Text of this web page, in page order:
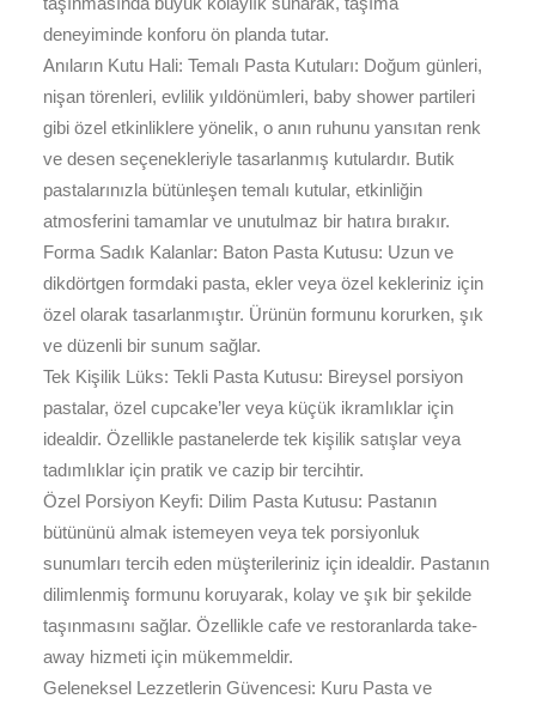
deneyiminde konforu ön planda tutar.
Anıların Kutu Hali: Temalı Pasta Kutuları: Doğum günleri,
nişan törenleri, evlilik yıldönümleri, baby shower partileri
gibi özel etkinliklere yönelik, o anın ruhunu yansıtan renk
ve desen seçenekleriyle tasarlanmış kutulardır. Butik
pastalarınızla bütünleşen temalı kutular, etkinliğin
atmosferini tamamlar ve unutulmaz bir hatıra bırakır.
Forma Sadık Kalanlar: Baton Pasta Kutusu: Uzun ve
dikdörtgen formdaki pasta, ekler veya özel kekleriniz için
özel olarak tasarlanmıştır. Ürünün formunu korurken, şık
ve düzenli bir sunum sağlar.
Tek Kişilik Lüks: Tekli Pasta Kutusu: Bireysel porsiyon
pastalar, özel cupcake’ler veya küçük ikramlıklar için
idealdir. Özellikle pastanelerde tek kişilik satışlar veya
tadımlıklar için pratik ve cazip bir tercihtir.
Özel Porsiyon Keyfi: Dilim Pasta Kutusu: Pastanın
bütününü almak istemeyen veya tek porsiyonluk
sunumları tercih eden müşterileriniz için idealdir. Pastanın
dilimlenmiş formunu koruyarak, kolay ve şık bir şekilde
taşınmasını sağlar. Özellikle cafe ve restoranlarda take-
away hizmeti için mükemmeldir.
Geleneksel Lezzetlerin Güvencesi: Kuru Pasta ve